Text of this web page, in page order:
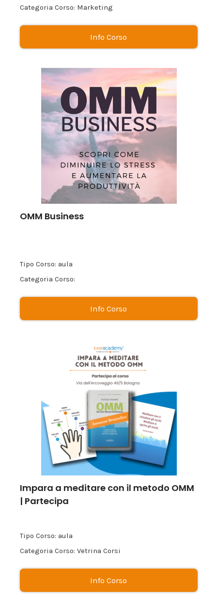
Categoria Corso: Marketing
Info Corso
OMM Business
Tipo Corso: aula
Categoria Corso:
Info Corso
Impara a meditare con il metodo OMM
| Partecipa
Tipo Corso: aula
Categoria Corso: Vetrina Corsi
Info Corso